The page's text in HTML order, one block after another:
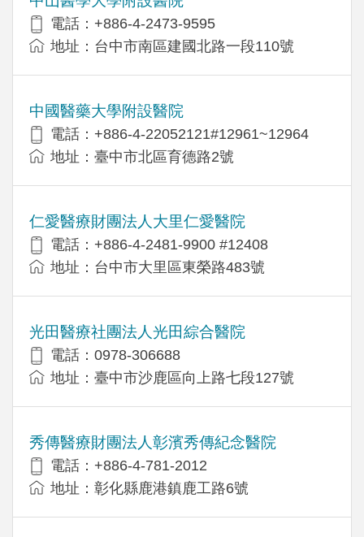
電話：+886-4-2473-9595
地址：台中市南區建國北路一段110號
中國醫藥大學附設醫院
電話：+886-4-22052121#12961~12964
地址：臺中市北區育德路2號
仁愛醫療財團法人大里仁愛醫院
電話：+886-4-2481-9900 #12408
地址：台中市大里區東榮路483號
光田醫療社團法人光田綜合醫院
電話：0978-306688
地址：臺中市沙鹿區向上路七段127號
秀傳醫療財團法人彰濱秀傳紀念醫院
電話：+886-4-781-2012
地址：彰化縣鹿港鎮鹿工路6號